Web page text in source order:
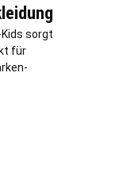
sorgt
für